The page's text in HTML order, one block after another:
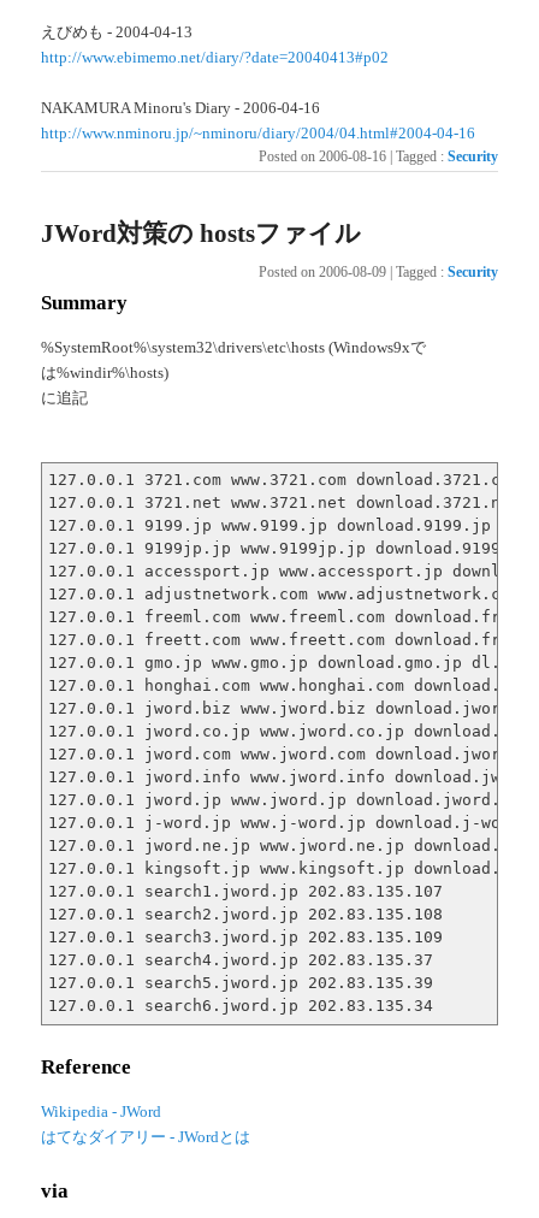
えびめも - 2004-04-13
http://www.ebimemo.net/diary/?date=20040413#p02
NAKAMURA Minoru's Diary - 2006-04-16
http://www.nminoru.jp/~nminoru/diary/2004/04.html#2004-04-16
Posted on 2006-08-16 Tagged : Security
JWord対策の hostsファイル
Posted on 2006-08-09 | Tagged : Security
Summary
%SystemRoot%\system32\drivers\etc\hosts (Windows9xで
は%windir%\hosts)
に追記
127.0.0.1 3721.com www.3721.com download.3721.com
127.0.0.1 3721.net www.3721.net
127.0.0.1 9199.jp www.9199.jp download.9199.jp
127.0.0.1 9199jp.jp www.9199jp.jp
127.0.0.1 accessport.jp www.accessport.jp
127.0.0.1 adjustnetwork.com
127.0.0.1 freeml.com www.freeml.com
127.0.0.1 freett.com www.freett.com
127.0.0.1 gmo.jp www.gmo.jp download.gmo.jp
127.0.0.1 honghai.com www.honghai.com
127.0.0.1 jword.biz www.jword.biz
127.0.0.1 jword.co.jp www.jword.co.jp
127.0.0.1 jword.com www.jword.com
127.0.0.1 jword.info www.jword.info
127.0.0.1 jword.jp www.jword.jp
127.0.0.1 j-word.jp www.j-word.jp download.j-
127.0.0.1 jword.ne.jp www.jword.ne.jp
127.0.0.1 kingsoft.jp www.kingsoft.jp
127.0.0.1 search1.jword.jp 202.83.135.107
127.0.0.1 search2.jword.jp 202.83.135.108
127.0.0.1 search3.jword.jp 202.83.135.109
127.0.0.1 search4.jword.jp 202.83.135.37
127.0.0.1 search5.jword.jp 202.83.135.39
127.0.0.1 search6.jword.jp 202.83.135.34
Reference
Wikipedia - JWord
はてなダイアリー - JWordとは
via